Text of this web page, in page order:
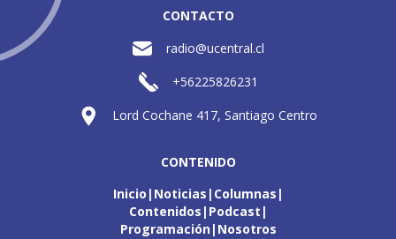
CONTACTO
radio@ucentral.cl
+56225826231
Lord Cochane 417, Santiago Centro
CONTENIDO
Inicio Noticias Columnas
Contenidos Podcast
Programación Nosotros